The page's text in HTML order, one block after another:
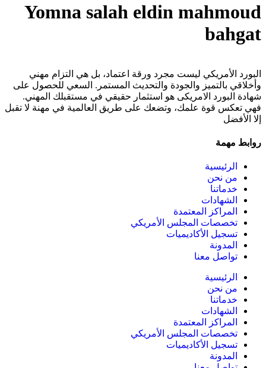
Yomna salah eldin mahmoud
bahgat
البورد الأمريكي ليست مجرد ورقة اعتماد، بل هي التزام مهني
وأخلاقي بالتميز والجودة والتحديث المستمر. السعي للحصول على
شهادة البورد الامريكى هو استثمار حقيقي في مستقبلك المهني.
فهي تعكس قوة علمك، وتضعك على طريق العالمية في مهنة لا تقبل
إلا الأفضل
روابط مهمة
الرئيسية
من نحن
خدماتنا
الشهادات
المراكز المعتمدة
تخصصات المجلس الأمريكي
تسجيل الأكاديميات
المدونة
تواصل معنا
الرئيسية
من نحن
خدماتنا
الشهادات
المراكز المعتمدة
تخصصات المجلس الأمريكي
تسجيل الأكاديميات
المدونة